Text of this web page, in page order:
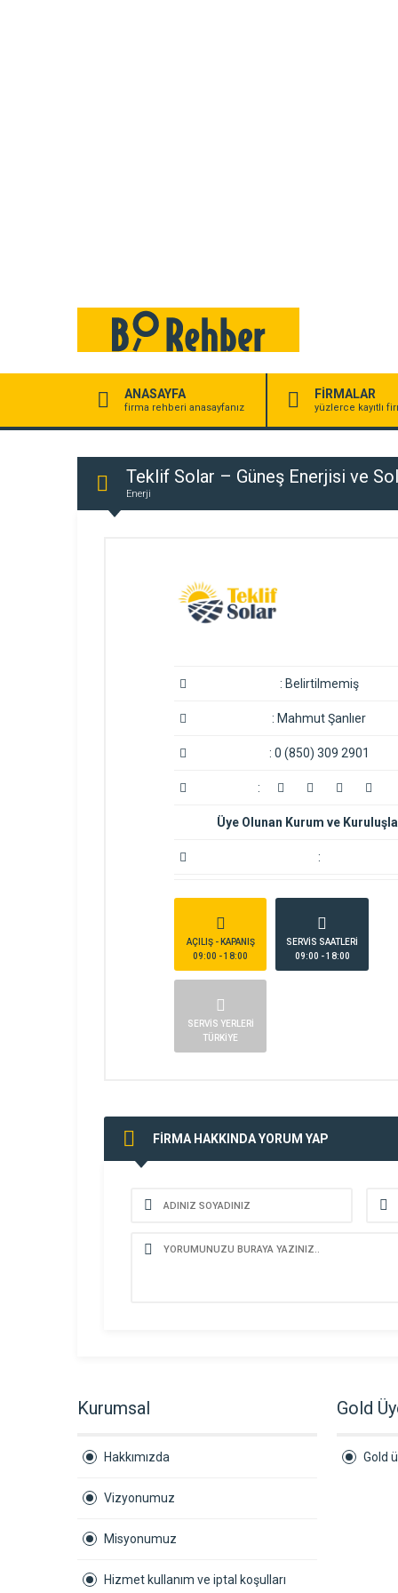
ANASAYFA
firma rehberi anasayfanız
FİRMALAR
yüzlerce kayıtlı
Teklif Solar – Güneş Enerjisi ve
Enerji
: Belirtilmemiş
: Mahmut Şanlıer
: 0 (850) 309 2901
:
Üye Olunan Kurum ve
:
AÇILIŞ - KAPANIŞ
09:00 - 18:00
SERVİS SAATLERİ
09:00 - 18:00
SERVİS YERLERİ
TÜRKİYE
FİRMA HAKKINDA YORUM YAP
Kurumsal
Hakkımızda
Vizyonumuz
Misyonumuz
Hizmet kullanım ve iptal koşulları
Gold
Gold